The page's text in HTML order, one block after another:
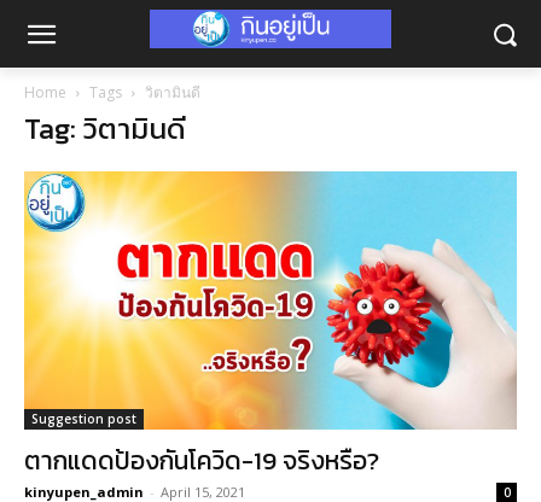
Home Tags วิตามินดี
Tag: วิตามินดี
Suggestion post
ตากแดดป้องกันโควิด-19 จริงหรือ?
kinyupen_admin - April 15, 2021 0